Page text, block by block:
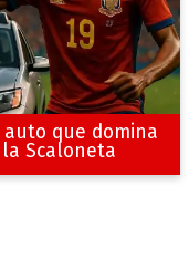
que domina
Scaloneta